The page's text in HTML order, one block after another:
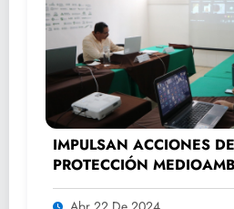
IMPULSAN ACCIONES DE
PROTECCIÓN